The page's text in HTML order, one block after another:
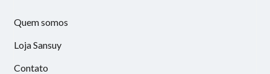
Quem somos
Loja Sansuy
Contato